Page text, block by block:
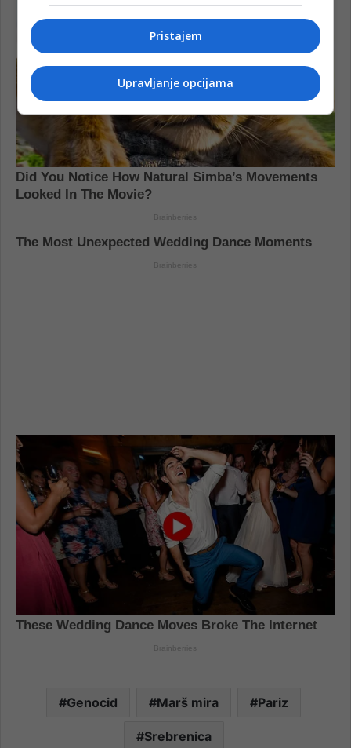
Genocid Marš mira Pariz
Srebrenica
Pristajem
Upravljanje opcijama